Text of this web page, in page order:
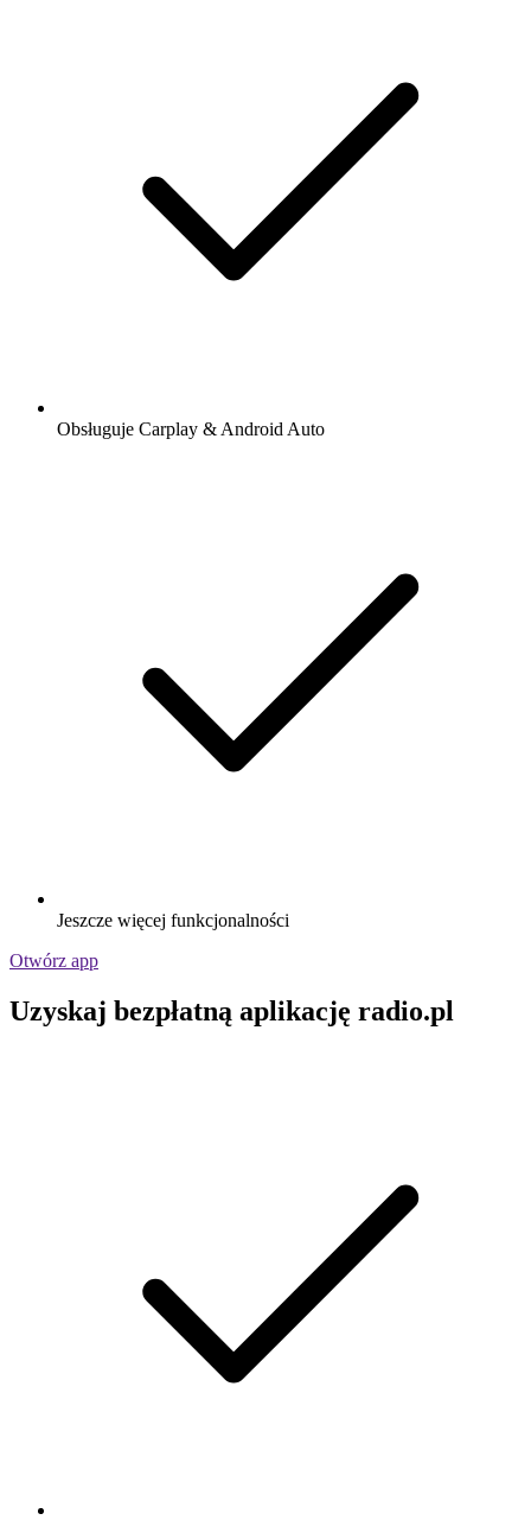
Obsługuje Carplay & Android Auto
Jeszcze więcej funkcjonalności
Otwórz app
Uzyskaj bezpłatną aplikację radio.pl